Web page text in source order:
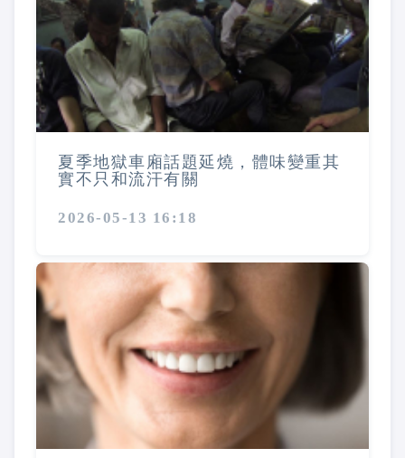
夏季地獄車廂話題延燒，體味變重其
實不只和流汗有關
2026-05-13 16:18